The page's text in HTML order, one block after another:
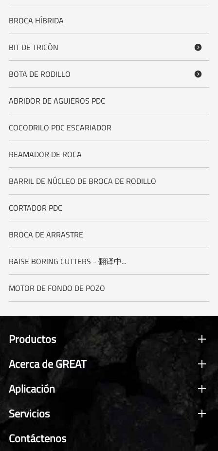
BROCA HÍBRIDA
BIT DE TRICÓN 
BOTA DE RODILLO 
ABRIDOR DE AGUJEROS PDC
COCODRILO PDC ESCARIADOR
REAMADOR DE ROCA
BARRIL DE NÚCLEO DE BROCA DE RODILLO
CORTADOR PDC
BROCA DE ARRASTRE
RAISE BORING CUTTERS - 翻译中...
MOTOR DE FONDO DE POZO
Productos
Acerca de GREAT
Aplicación
Servicios
Contáctenos